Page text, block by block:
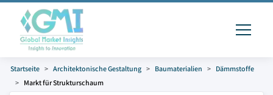
Startseite Architektonische Gestaltung Baumaterialien
Dämmstoffe
Markt für Strukturschaum